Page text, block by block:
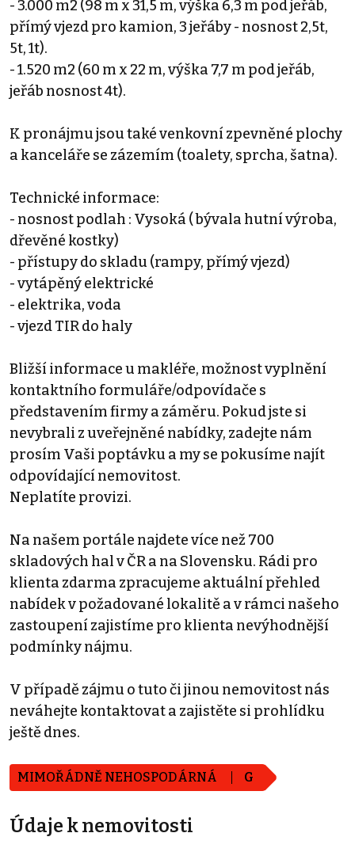
- 3.000 m2 (98 m x 31,5 m, výška 6,3 m pod jeřáb,
přímý vjezd pro kamion, 3 jeřáby - nosnost 2,5t,
5t, 1t).
- 1.520 m2 (60 m x 22 m, výška 7,7 m pod jeřáb,
jeřáb nosnost 4t).
K pronájmu jsou také venkovní zpevněné plochy
a kanceláře se zázemím (toalety, sprcha, šatna).
Technické informace:
- nosnost podlah : Vysoká ( bývala hutní výroba,
dřevěné kostky)
- přístupy do skladu (rampy, přímý vjezd)
- vytápěný elektrické
- elektrika, voda
- vjezd TIR do haly
Bližší informace u makléře, možnost vyplnění
kontaktního formuláře/odpovídače s
představením firmy a záměru. Pokud jste si
nevybrali z uveřejněné nabídky, zadejte nám
prosím Vaši poptávku a my se pokusíme najít
odpovídající nemovitost.
Neplatíte provizi.
Na našem portále najdete více než 700
skladových hal v ČR a na Slovensku. Rádi pro
klienta zdarma zpracujeme aktuální přehled
nabídek v požadované lokalitě a v rámci našeho
zastoupení zajistíme pro klienta nevýhodnější
podmínky nájmu.
V případě zájmu o tuto či jinou nemovitost nás
neváhejte kontaktovat a zajistěte si prohlídku
ještě dnes.
MIMOŘÁDNĚ NEHOSPODÁRNÁ G
Údaje k nemovitosti